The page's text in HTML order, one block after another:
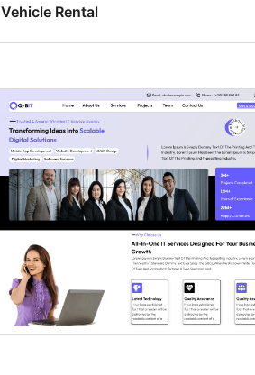
Vehicle Rental